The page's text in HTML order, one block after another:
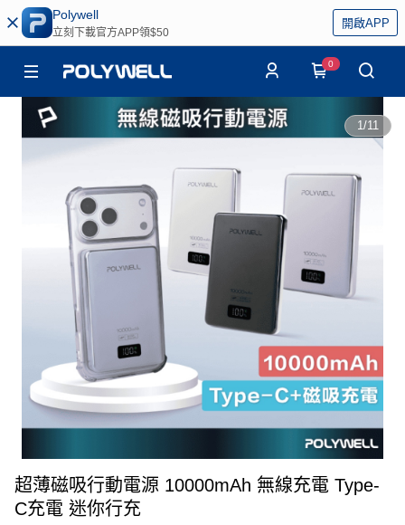
Polywell
立刻下載官方APP領$50
開啟APP
0
1/11
超薄磁吸行動電源 10000mAh 無線充電 Type-
C充電 迷你行充